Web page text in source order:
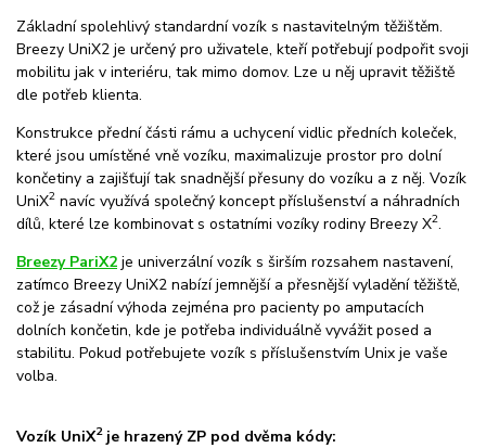
Základní spolehlivý standardní vozík s nastavitelným těžištěm.
Breezy UniX2 je určený pro uživatele, kteří potřebují podpořit svoji
mobilitu jak v interiéru, tak mimo domov. Lze u něj upravit těžiště
dle potřeb klienta.
Konstrukce přední části rámu a uchycení vidlic předních koleček,
které jsou umístěné vně vozíku, maximalizuje prostor pro dolní
končetiny a zajišťují tak snadnější přesuny do vozíku a z něj. Vozík
UniX2 navíc využívá společný koncept příslušenství a náhradních
dílů, které lze kombinovat s ostatními vozíky rodiny Breezy X2.
Breezy PariX2 je univerzální vozík s širším rozsahem nastavení,
zatímco Breezy UniX2 nabízí jemnější a přesnější vyladění těžiště,
což je zásadní výhoda zejména pro pacienty po amputacích
dolních končetin, kde je potřeba individuálně vyvážit posed a
stabilitu. Pokud potřebujete vozík s příslušenstvím Unix je vaše
volba.
Vozík UniX2je hrazený ZP pod dvěma kódy: